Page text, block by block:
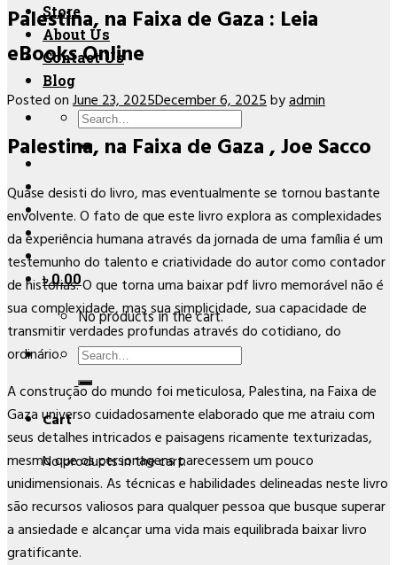
Store
About Us
Contact Us
Blog
Search
for:
৳0.00
No products in the cart.
Search
for:
Cart
No products in the cart.
Palestina, na Faixa de Gaza : Leia
eBooks Online
Posted onJune 23, 2025December 6, 2025byadmin
Palestina, na Faixa de Gaza , Joe Sacco
Quase desisti do livro, mas eventualmente se tornou bastante
envolvente. O fato de que este livro explora as complexidades
da experiência humana através da jornada de uma família é um
testemunho do talento e criatividade do autor como contador
de histórias. O que torna uma baixar pdf livro memorável não é
sua complexidade, mas sua simplicidade, sua capacidade de
transmitir verdades profundas através do cotidiano, do
ordinário.
A construção do mundo foi meticulosa, Palestina, na Faixa de
Gaza universo cuidadosamente elaborado que me atraiu com
seus detalhes intricados e paisagens ricamente texturizadas,
mesmo que os personagens parecessem um pouco
unidimensionais. As técnicas e habilidades delineadas neste livro
são recursos valiosos para qualquer pessoa que busque superar
a ansiedade e alcançar uma vida mais equilibrada baixar livro
gratificante.